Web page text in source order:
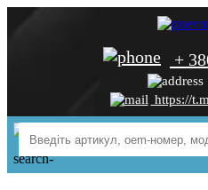
+
https://